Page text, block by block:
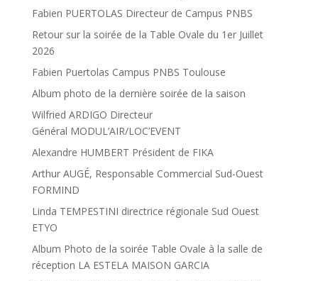
Fabien PUERTOLAS Directeur de Campus PNBS
Retour sur la soirée de la Table Ovale du 1er Juillet
2026
Fabien Puertolas Campus PNBS Toulouse
Album photo de la dernière soirée de la saison
Wilfried ARDIGO Directeur
Général MODUL’AIR/LOC’EVENT
Alexandre HUMBERT Président de FIKA
Arthur AUGÉ, Responsable Commercial Sud-Ouest
FORMIND
Linda TEMPESTINI directrice régionale Sud Ouest
ETYO
Album Photo de la soirée Table Ovale à la salle de
réception LA ESTELA MAISON GARCIA